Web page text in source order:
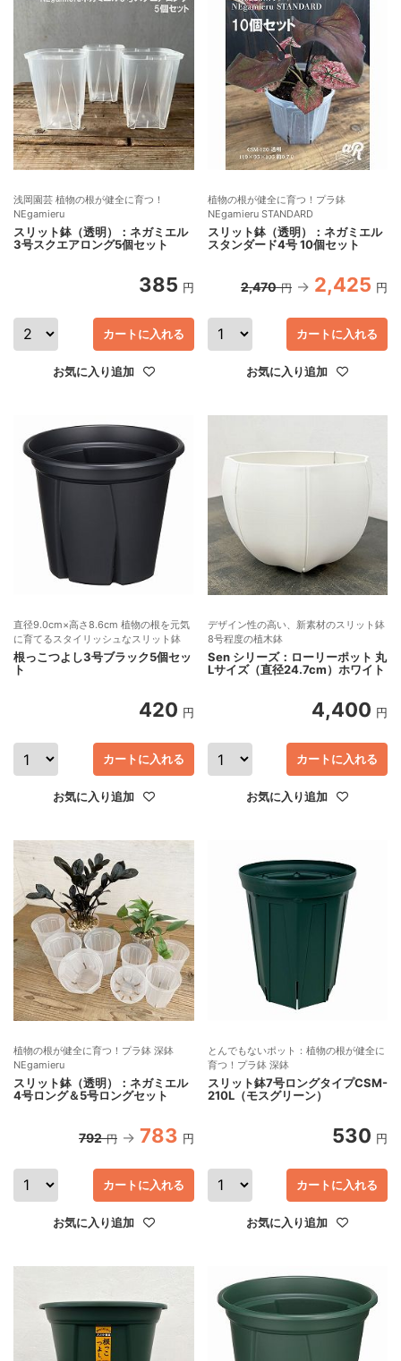
浅岡園芸 植物の根が健全に育つ！
NEgamieru
スリット鉢（透明）：ネガミエル
3号スクエアロング5個セット
385 円
カートに入れる
お気に入り追加
植物の根が健全に育つ！プラ鉢
NEgamieru STANDARD
スリット鉢（透明）：ネガミエル
スタンダード4号 10個セット
2,470 円 2,425 円
カートに入れる
お気に入り追加
直径9.0cm×高さ8.6cm 植物の根を元気
に育てるスタイリッシュなスリット鉢
根っこつよし3号ブラック5個セッ
ト
420 円
カートに入れる
お気に入り追加
デザイン性の高い、新素材のスリット鉢
8号程度の植木鉢
Sen シリーズ：ローリーポット 丸
Lサイズ（直径24.7cm）ホワイト
4,400 円
カートに入れる
お気に入り追加
植物の根が健全に育つ！プラ鉢 深鉢
NEgamieru
スリット鉢（透明）：ネガミエル
4号ロング＆5号ロングセット
792 円 783 円
カートに入れる
お気に入り追加
とんでもないポット：植物の根が健全に
育つ！プラ鉢 深鉢
スリット鉢7号ロングタイプCSM-
210L（モスグリーン）
530 円
カートに入れる
お気に入り追加